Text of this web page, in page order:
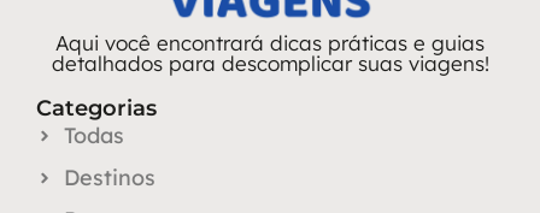
Aqui você encontrará dicas práticas e guias
detalhados para descomplicar suas viagens!
Categorias
Todas
Destinos